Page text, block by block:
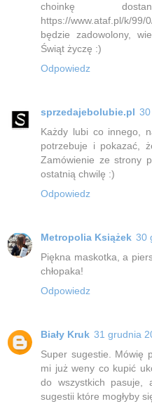
choinkę
https://www.ataf.pl/k/
będzie zadowolony,
Świąt życzę :)
Odpowiedz
sprzedajebolubie.pl
Każdy lubi co innego,
potrzebuje i pokazać,
Zamówienie ze strony
ostatnią chwilę :)
Odpowiedz
Metropolia Książek 30
Piękna maskotka, a
chłopaka!
Odpowiedz
Biały Kruk 31 grudnia
Super sugestie. Mówię
mi już weny co kupić
do wszystkich
sugestii które mogłyby